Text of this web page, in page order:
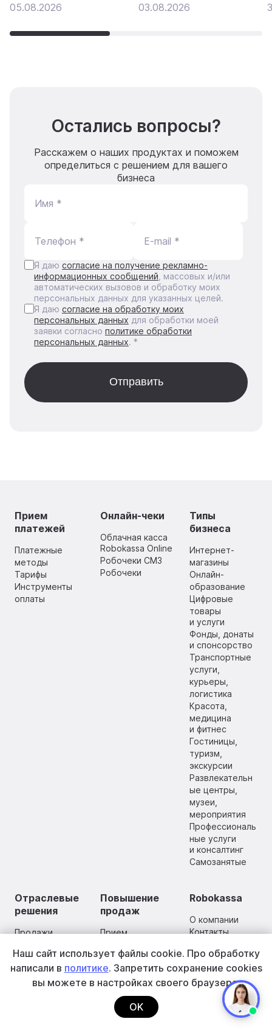
05.08.2026
03.08.2026
Остались вопросы?
Расскажем о наших продуктах и поможем
определиться с решением для вашего
бизнеса
Имя *
Телефон * E-mail *
Я даю согласие на получение рекламно-
информационных сообщений , массовых и/или
автоматических вызовов и обработку моих
персональных данных для указанных целей.
Я даю согласие на обработку моих
персональных данных для обработки моей
заявки согласно политике обработки
персональных данных. *
Прием
платежей
Платежные
методы
Тарифы
Инструменты
оплаты
Онлайн-чеки
Облачная касса
Robokassa Online
Робочеки СМЗ
Робочеки
Типы
бизнеса
Интернет-
магазины
Онлайн-
образование
Цифровые
товары
и услуги
Фонды, донаты
и спонсорство
Транспортные
услуги,
курьеры,
логистика
Красота,
медицина
и фитнес
Гостиницы,
туризм,
экскурсии
Развлекательн
ые центры,
музеи,
мероприятия
Профессиональ
ные услуги
и консалтинг
Самозанятые
Отраслевые
решения
Продажи
товаров
Платежи
по подписке
Повышение
продаж
Прием
карт
BNPL-сервисы,
оплата частями
кредит
Платежные
Robokassa
О компании
Контакты
информация
Политика
обработки
персональных
Наш сайт использует файлы cookie. Про обработку
написали в политике. Запретить сохранение cookies
вы можете в настройках своего браузера.
OK